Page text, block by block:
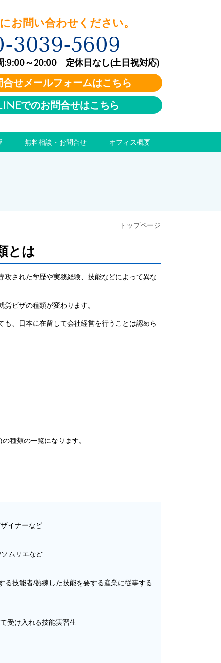
問い合わせください。
3039-5609
～20:00 定休日なし(土日祝対応)
合せメールフォームはこちら
でのお問合せはこちら
無料相談・お問合せ オフィス概要
トップページ
とは
された学歴や実務経験、技能などによって異な
ビザの種類が変わります。
、日本に在留して会社経営を行うことは認めら
種類の一覧になります。
イナーなど
ムリエなど
技能者/熟練した技能を要する産業に従事する
受け入れる技能実習生